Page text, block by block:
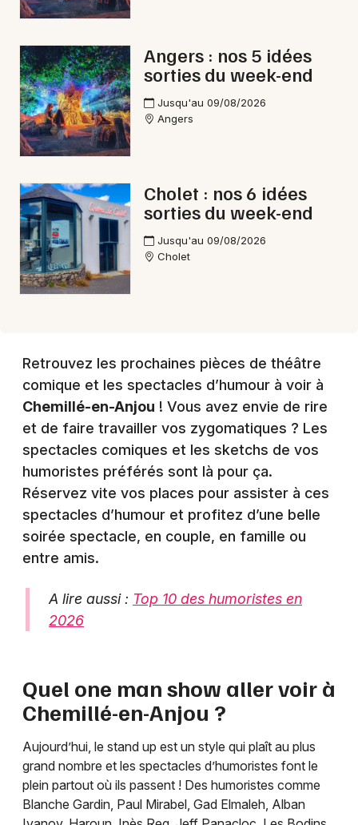
49 - Maine-et-Loire
Choisir mes départements
Mon email
Je m'abonne
Angers : nos 5 idées
sorties du week-end
Jusqu'au 09/08/2026
Angers
Cholet : nos 6 idées
sorties du week-end
Jusqu'au 09/08/2026
Cholet
Retrouvez les prochaines pièces de théâtre
comique et les spectacles d’humour à voir à
Chemillé-en-Anjou ! Vous avez envie de rire
et de faire travailler vos zygomatiques ? Les
spectacles comiques et les sketchs de vos
humoristes préférés sont là pour ça.
Réservez vite vos places pour assister à ces
spectacles d’humour et profitez d’une belle
soirée spectacle, en couple, en famille ou
entre amis.
A lire aussi : Top 10 des humoristes en
2026
Quel one man show aller voir à
Chemillé-en-Anjou ?
Aujourd’hui, le stand up est un style qui plaît au plus
grand nombre et les spectacles d’humoristes font le
plein partout où ils passent ! Des humoristes comme
Blanche Gardin, Paul Mirabel, Gad Elmaleh, Alban